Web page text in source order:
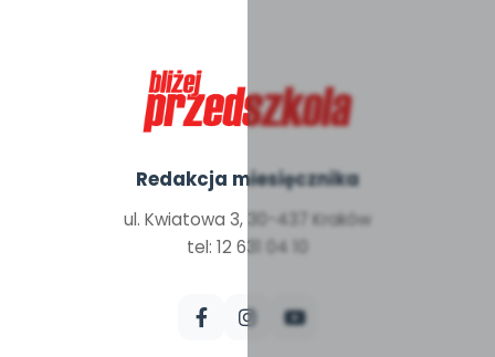
Redakcja miesięcznika
ul. Kwiatowa 3, 30-437 Kraków
tel: 12 631 04 10